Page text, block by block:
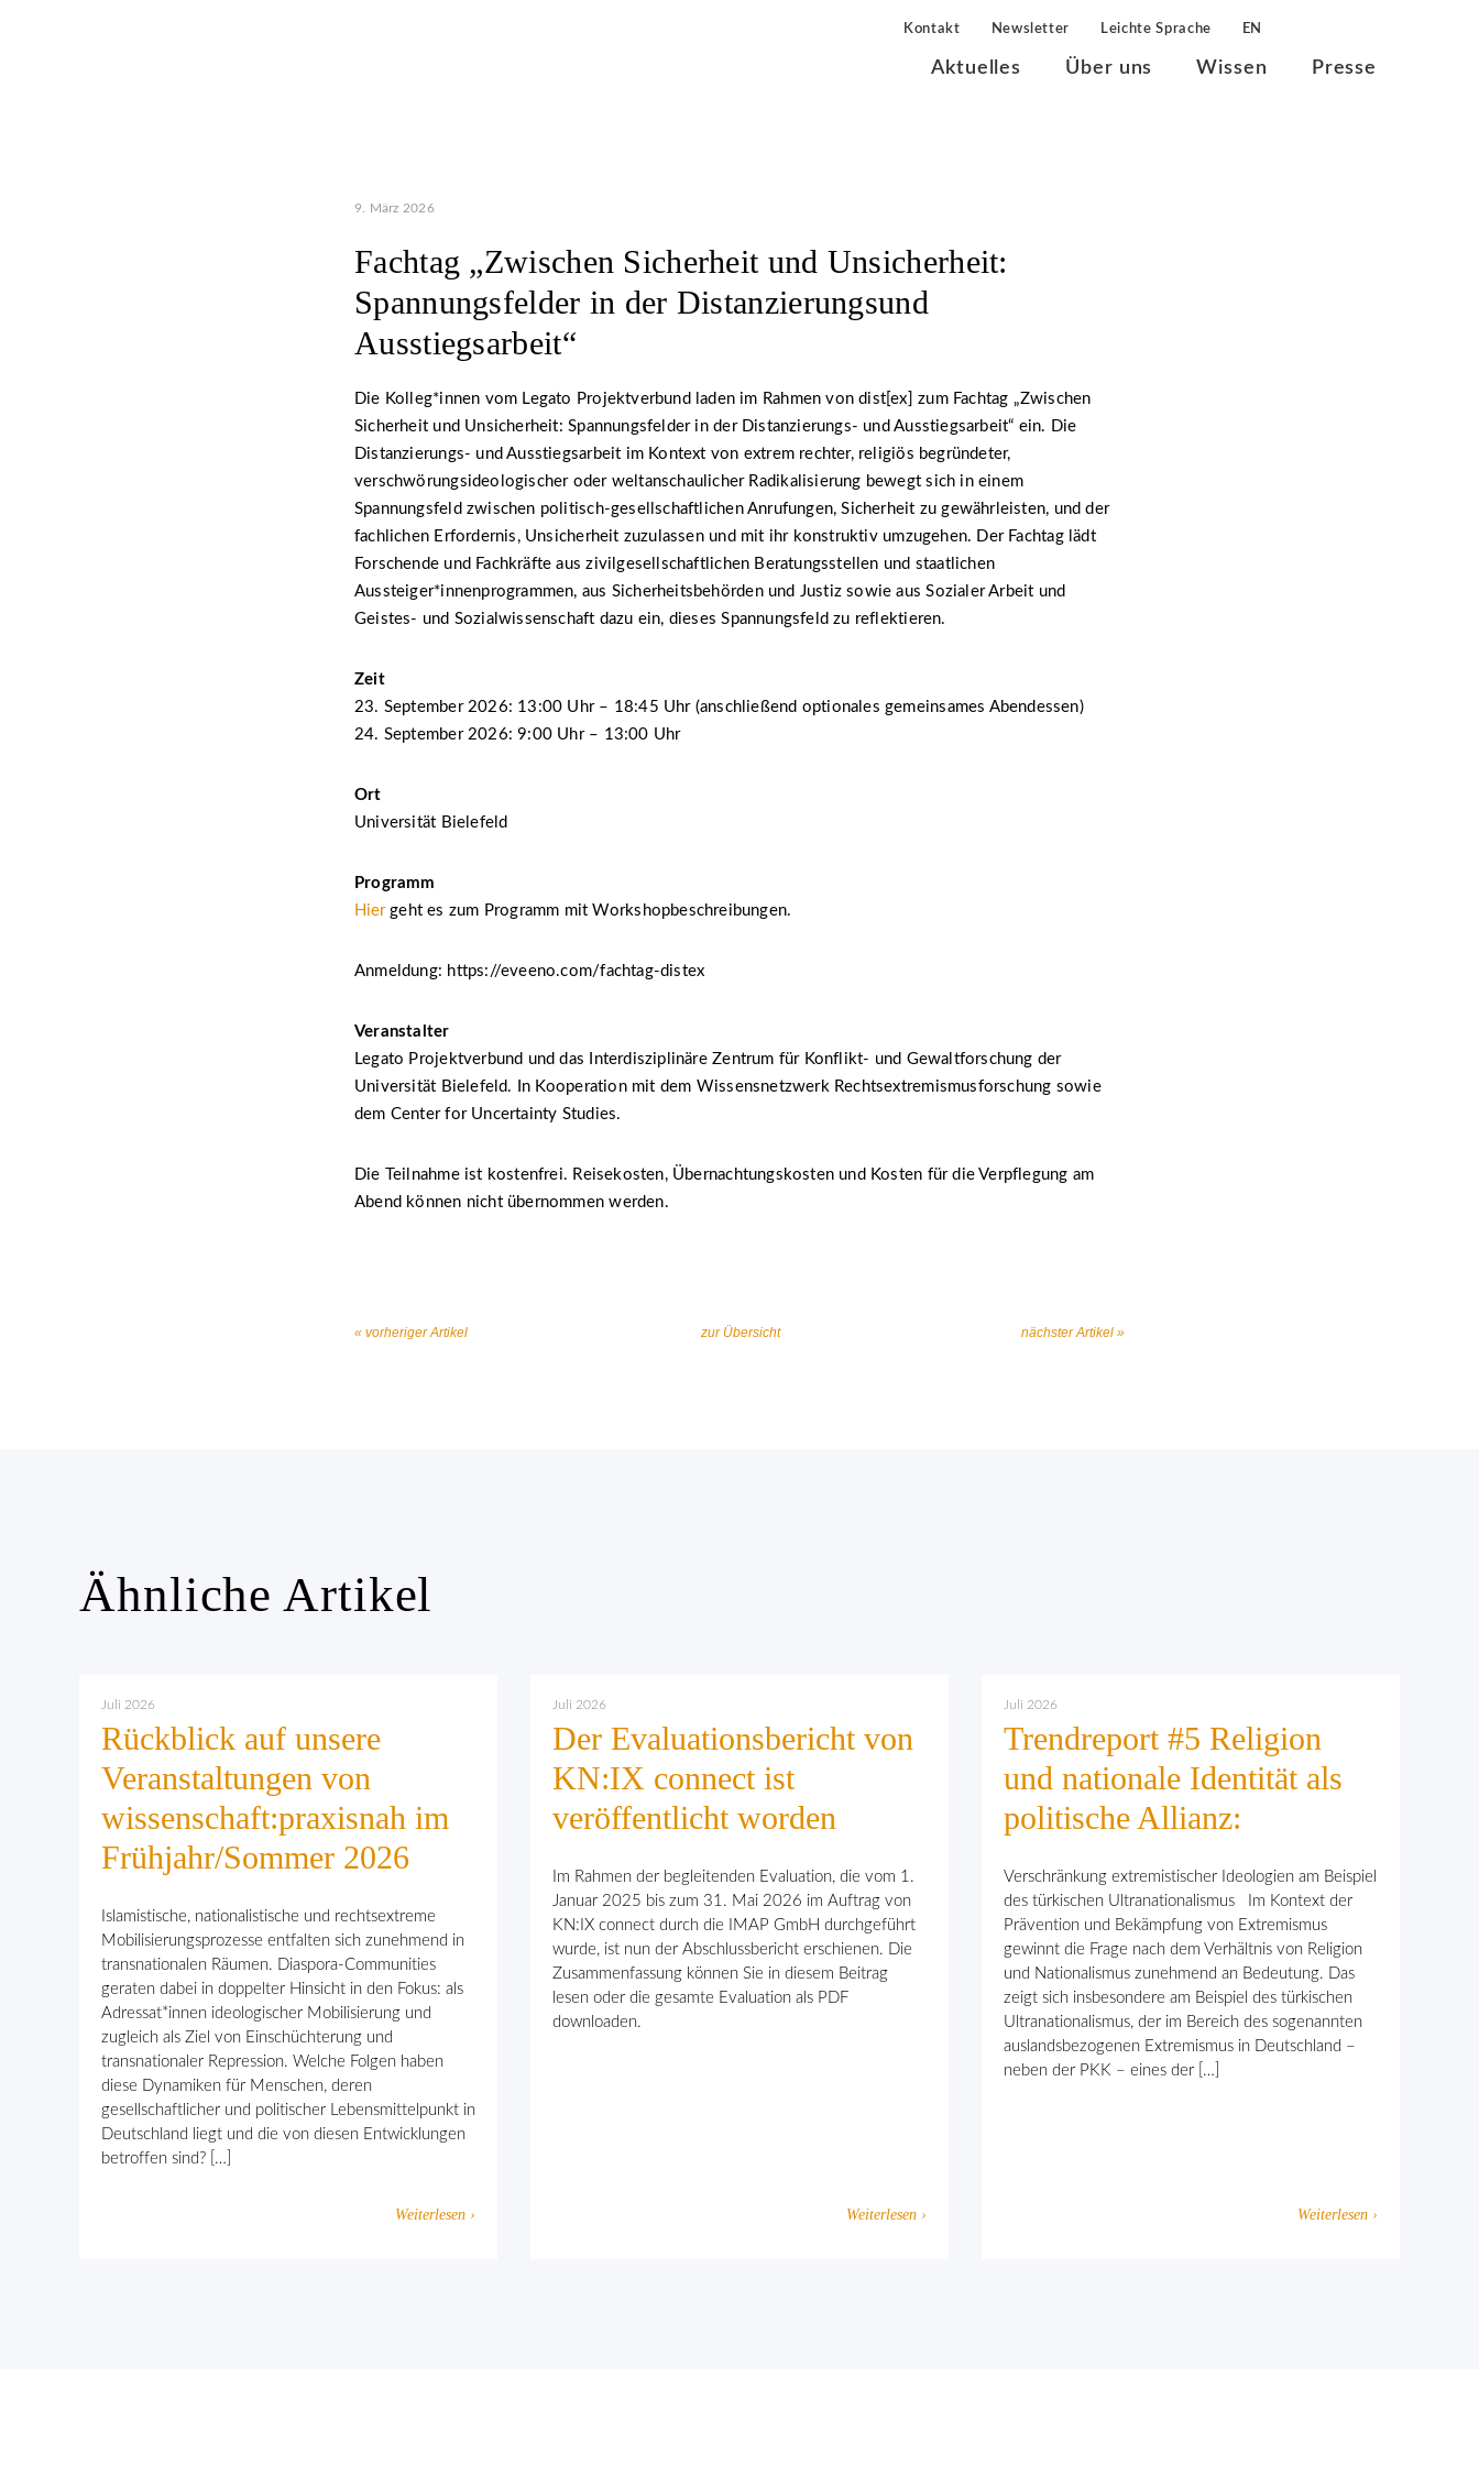
Kontakt Newsletter Leichte Sprache EN
Aktuelles Über uns Wissen Presse
9. März 2026
Fachtag „Zwischen Sicherheit und Unsicherheit:
Spannungsfelder in der Distanzierungsund
Ausstiegsarbeit“
Die Kolleg*innen vom Legato Projektverbund laden im Rahmen von dist[ex] zum Fachtag „Zwischen
Sicherheit und Unsicherheit: Spannungsfelder in der Distanzierungs- und Ausstiegsarbeit“ ein. Die
Distanzierungs- und Ausstiegsarbeit im Kontext von extrem rechter, religiös begründeter,
verschwörungsideologischer oder weltanschaulicher Radikalisierung bewegt sich in einem
Spannungsfeld zwischen politisch-gesellschaftlichen Anrufungen, Sicherheit zu gewährleisten, und der
fachlichen Erfordernis, Unsicherheit zuzulassen und mit ihr konstruktiv umzugehen. Der Fachtag lädt
Forschende und Fachkräfte aus zivilgesellschaftlichen Beratungsstellen und staatlichen
Aussteiger*innenprogrammen, aus Sicherheitsbehörden und Justiz sowie aus Sozialer Arbeit und
Geistes- und Sozialwissenschaft dazu ein, dieses Spannungsfeld zu reflektieren.
Zeit
23. September 2026: 13:00 Uhr – 18:45 Uhr (anschließend optionales gemeinsames Abendessen)
24. September 2026: 9:00 Uhr – 13:00 Uhr
Ort
Universität Bielefeld
Programm
Hiergeht es zum Programm mit Workshopbeschreibungen.
Anmeldung: https://eveeno.com/fachtag-distex
Veranstalter
Legato Projektverbund und das Interdisziplinäre Zentrum für Konflikt- und Gewaltforschung der
Universität Bielefeld. In Kooperation mit dem Wissensnetzwerk Rechtsextremismusforschung sowie
dem Center for Uncertainty Studies.
Die Teilnahme ist kostenfrei. Reisekosten, Übernachtungskosten und Kosten für die Verpflegung am
Abend können nicht übernommen werden.
« vorheriger Artikel zur Übersicht nächster Artikel »
Ähnliche Artikel
Juli 2026
Rückblick auf unsere
Veranstaltungen von
wissenschaft:praxisnah im
Frühjahr/Sommer 2026
Islamistische, nationalistische und rechtsextreme
Mobilisierungsprozesse entfalten sich zunehmend in
transnationalen Räumen. Diaspora-Communities
geraten dabei in doppelter Hinsicht in den Fokus: als
Adressat*innen ideologischer Mobilisierung und
zugleich als Ziel von Einschüchterung und
transnationaler Repression. Welche Folgen haben
diese Dynamiken für Menschen, deren
gesellschaftlicher und politischer Lebensmittelpunkt in
Deutschland liegt und die von diesen Entwicklungen
betroffen sind? […]
Weiterlesen ›
Juli 2026
Der Evaluationsbericht von
KN:IX connect ist
veröffentlicht worden
Im Rahmen der begleitenden Evaluation, die vom 1.
Januar 2025 bis zum 31. Mai 2026 im Auftrag von
KN:IX connect durch die IMAP GmbH durchgeführt
wurde, ist nun der Abschlussbericht erschienen. Die
Zusammenfassung können Sie in diesem Beitrag
lesen oder die gesamte Evaluation als PDF
downloaden.
Weiterlesen ›
Juli 2026
Trendreport #5 Religion
und nationale Identität als
politische Allianz:
Verschränkung extremistischer Ideologien am Beispiel
des türkischen Ultranationalismus Im Kontext der
Prävention und Bekämpfung von Extremismus
gewinnt die Frage nach dem Verhält­nis von Religion
und Nationalismus zunehmend an Bedeutung. Das
zeigt sich insbesondere am Beispiel des türkischen
Ultranationalismus, der im Bereich des sogenannten
auslandsbezogenen Extremismus in Deutschland –
neben der PKK – eines der […]
Weiterlesen ›